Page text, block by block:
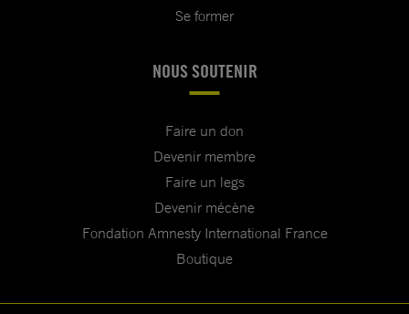
Se former
NOUS SOUTENIR
Faire un don
Devenir membre
Faire un legs
Devenir mécène
Fondation Amnesty International France
Boutique